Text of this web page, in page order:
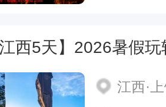
2026暑假玩转江西升级版 暑假遛娃新顶流 滕王阁
江西·